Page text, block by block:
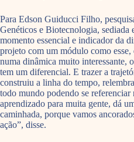
Para Edson Guiducci Filho,
Genéticos e Biotecnologia, sediada
momento essencial e indicador da
projeto com um módulo como esse,
numa dinâmica muito interessante,
tem um diferencial. E trazer a
construiu a linha do tempo,
todo mundo podendo se referenciar
aprendizado para muita gente, dá
caminhada, porque vamos
ação”, disse.